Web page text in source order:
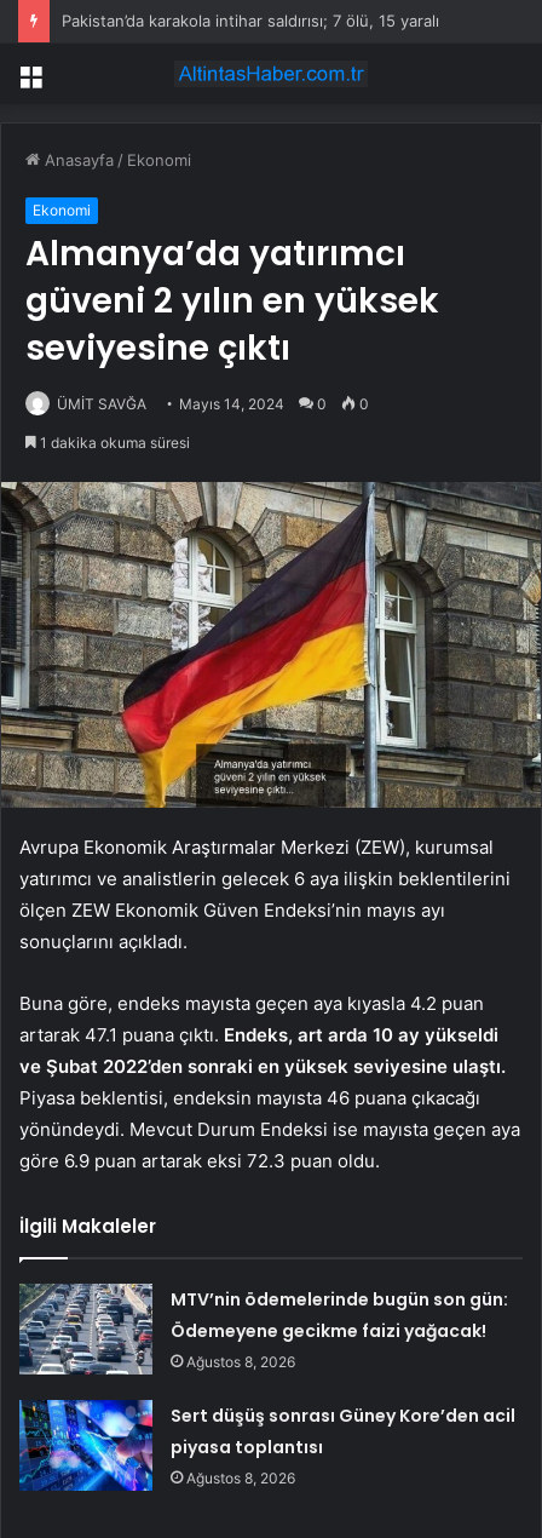
Pakistan’da karakola intihar saldırısı; 7 ölü, 15 yaralı
Menü
Anasayfa / Ekonomi
Ekonomi
Almanya’da yatırımcı
güveni 2 yılın en yüksek
seviyesine çıktı
ÜMİT SAVĞA Mayıs 14, 2024 0 0
1 dakika okuma süresi
Avrupa Ekonomik Araştırmalar Merkezi (ZEW), kurumsal
yatırımcı ve analistlerin gelecek 6 aya ilişkin beklentilerini
ölçen ZEW Ekonomik Güven Endeksi’nin mayıs ayı
sonuçlarını açıkladı.
Buna göre, endeks mayısta geçen aya kıyasla 4.2 puan
artarak 47.1 puana çıktı. Endeks, art arda 10 ay yükseldi
ve Şubat 2022’den sonraki en yüksek seviyesine ulaştı.
Piyasa beklentisi, endeksin mayısta 46 puana çıkacağı
yönündeydi. Mevcut Durum Endeksi ise mayısta geçen aya
göre 6.9 puan artarak eksi 72.3 puan oldu.
İlgili Makaleler
MTV’nin ödemelerinde bugün son gün:
Ödemeyene gecikme faizi yağacak!
Ağustos 8, 2026
Sert düşüş sonrası Güney Kore’den acil
piyasa toplantısı
Ağustos 8, 2026